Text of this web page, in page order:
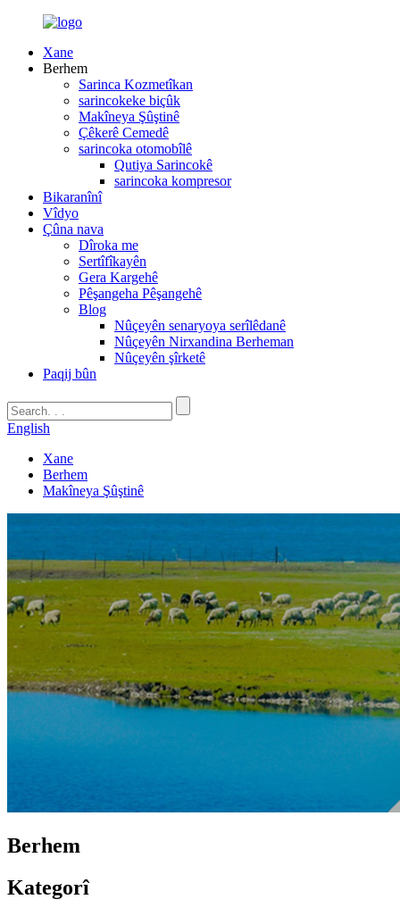
Xane
Berhem
Sarinca Kozmetîkan
sarincokeke biçûk
Makîneya Şûştinê
Çêkerê Cemedê
sarincoka otomobîlê
Qutiya Sarincokê
sarincoka kompresor
Bikaranînî
Vîdyo
Çûna nava
Dîroka me
Sertîfîkayên
Gera Kargehê
Pêşangeha Pêşangehê
Blog
Nûçeyên senaryoya serîlêdanê
Nûçeyên Nirxandina Berheman
Nûçeyên şîrketê
Paqij bûn
English
Xane
Berhem
Makîneya Şûştinê
Berhem
Kategorî